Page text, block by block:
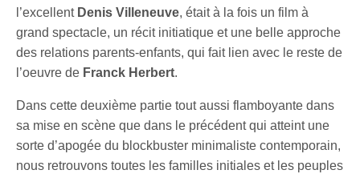
l’excellent Denis Villeneuve, était à la fois un film à
grand spectacle, un récit initiatique et une belle approche
des relations parents-enfants, qui fait lien avec le reste de
l’oeuvre de Franck Herbert.
Dans cette deuxième partie tout aussi flamboyante dans
sa mise en scène que dans le précédent qui atteint une
sorte d’apogée du blockbuster minimaliste contemporain,
nous retrouvons toutes les familles initiales et les peuples